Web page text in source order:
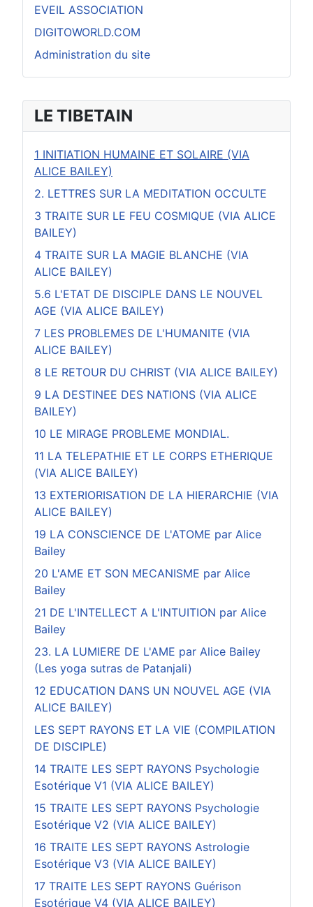
LE TIBETAIN
1 INITIATION HUMAINE ET SOLAIRE (VIA
ALICE BAILEY)
2. LETTRES SUR LA MEDITATION OCCULTE
3 TRAITE SUR LE FEU COSMIQUE (VIA ALICE
BAILEY)
4 TRAITE SUR LA MAGIE BLANCHE (VIA
ALICE BAILEY)
5.6 L'ETAT DE DISCIPLE DANS LE NOUVEL
AGE (VIA ALICE BAILEY)
7 LES PROBLEMES DE L'HUMANITE (VIA
ALICE BAILEY)
8 LE RETOUR DU CHRIST (VIA ALICE BAILEY)
9 LA DESTINEE DES NATIONS (VIA ALICE
BAILEY)
10 LE MIRAGE PROBLEME MONDIAL.
11 LA TELEPATHIE ET LE CORPS ETHERIQUE
(VIA ALICE BAILEY)
13 EXTERIORISATION DE LA HIERARCHIE (VIA
ALICE BAILEY)
19 LA CONSCIENCE DE L'ATOME par Alice
Bailey
20 L'AME ET SON MECANISME par Alice
Bailey
21 DE L'INTELLECT A L'INTUITION par Alice
Bailey
23. LA LUMIERE DE L'AME par Alice Bailey
(Les yoga sutras de Patanjali)
12 EDUCATION DANS UN NOUVEL AGE (VIA
ALICE BAILEY)
LES SEPT RAYONS ET LA VIE (COMPILATION
DE DISCIPLE)
14 TRAITE LES SEPT RAYONS Psychologie
Esotérique V1 (VIA ALICE BAILEY)
15 TRAITE LES SEPT RAYONS Psychologie
Esotérique V2 (VIA ALICE BAILEY)
16 TRAITE LES SEPT RAYONS Astrologie
Esotérique V3 (VIA ALICE BAILEY)
17 TRAITE LES SEPT RAYONS Guérison
Esotérique V4 (VIA ALICE BAILEY)
EVEIL ASSOCIATION
DIGITOWORLD.COM
Administration du site